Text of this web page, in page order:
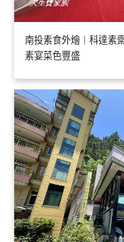
南投素食外燴｜科達素
素宴菜色豐盛